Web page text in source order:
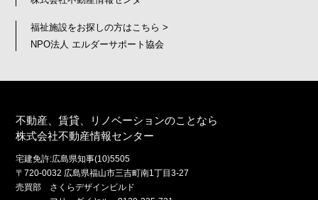
福祉施設をお探しの方はこちら >
NPO法人 エルダーサポート協会
不動産、賃貸、リノベーションのことなら
株式会社不動産情報センター
宅建免許:広島県知事(10)5505
〒720-0032 広島県福山市三吉町南1丁目3-27
売買部 さくらデザインビルド